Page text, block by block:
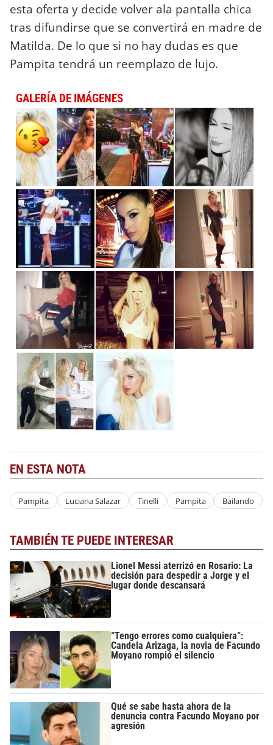
esta oferta y decide volver ala pantalla chica
tras difundirse que se convertirá en madre de
Matilda. De lo que si no hay dudas es que
Pampita tendrá un reemplazo de lujo.
GALERÍA DE IMÁGENES
EN ESTA NOTA
Pampita Luciana Salazar Tinelli Pampita Bailando
TAMBIÉN TE PUEDE INTERESAR
Lionel Messi aterrizó en Rosario: La
decisión para despedir a Jorge y el
lugar donde descansará
“Tengo errores como cualquiera”:
Candela Arizaga, la novia de Facundo
Moyano rompió el silencio
Qué se sabe hasta ahora de la
denuncia contra Facundo Moyano por
agresión